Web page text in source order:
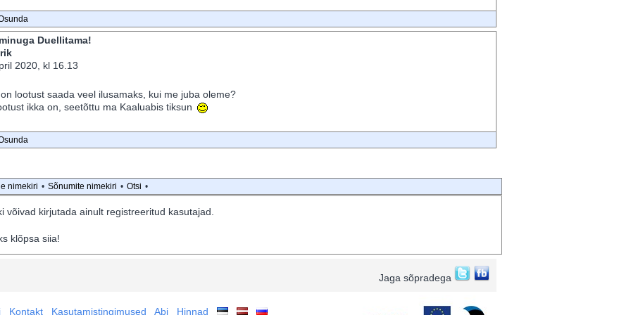
Duellitama!
2020, kl 16.13
lootust saada veel ilusamaks, kui me juba oleme?
ikka on, seetõttu ma Kaaluabis tiksun
nimekiri • Sõnumite nimekiri • Otsi •
võivad kirjutada ainult registreeritud kasutajad.
klõpsa siia!